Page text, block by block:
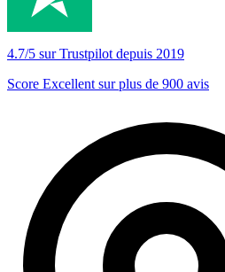
4.7/5 sur Trustpilot depuis 2019
Score Excellent sur plus de 900 avis